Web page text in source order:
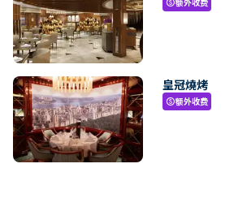
paid
皇冠燒烤
paid额外收费